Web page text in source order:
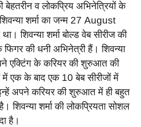
बेहतरीन व लोकप्रिय अभिनेत्रियों के
शर्मा का जन्म 27 August
शिवन्या शर्मा बोल्ड वेब सीरीज की
की धनी अभिनेत्री हैं। शिवन्या
एक्टिंग के करियर की शुरुआत की
एक के बाद एक 10 बेब सीरीजों में
अपने करियर की शुरुआत में ही बहुत
शिवन्या शर्मा की लोकप्रियता सोशल
है।